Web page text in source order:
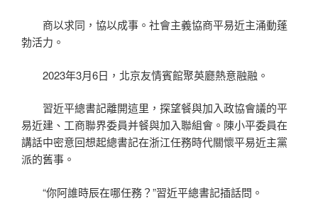
商以求同，協以成事。社會主義協商平易近主涌動蓬
勃活力。
2023年3月6日，北京友情賓館聚英廳熱意融融。
習近平總書記離開這里，探望餐與加入政協會議的平
易近建、工商聯界委員并餐與加入聯組會。陳小平委員在
講話中密意回想起總書記在浙江任務時代關懷平易近主黨
派的舊事。
“你阿誰時辰在哪任務？”習近平總書記插話問。